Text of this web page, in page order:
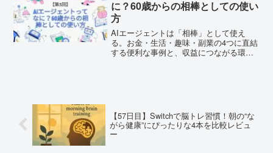
に？60歳からの相棒としての使い
方
AIエージェントは「相棒」として使え
る。お金・生活・趣味・副業の4つに直結
する便利な事例と、収益につながる環境
【57日目】Switchで脳トレ習慣！朝の“な
がら健康”にぴったりな4本を比較レビュ
ー